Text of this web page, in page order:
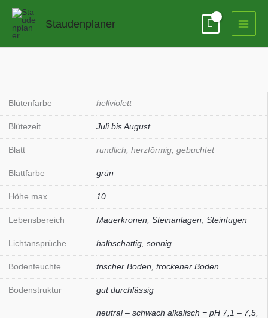
Zum
springen
Staudenplaner
Blütenfarbe hellviolett
Blütezeit Juli bis August
Blatt rundlich, herzförmig, gebuchtet
Blattfarbe grün
Höhe max 10
Lebensbereich Mauerkronen Steinanlagen Steinfugen
Lichtansprüche halbschattig sonnig
Bodenfeuchte frischer Boden trockener Boden
Bodenstruktur gut durchlässig
neutral – schwach alkalisch = pH 7,1 – 7,5